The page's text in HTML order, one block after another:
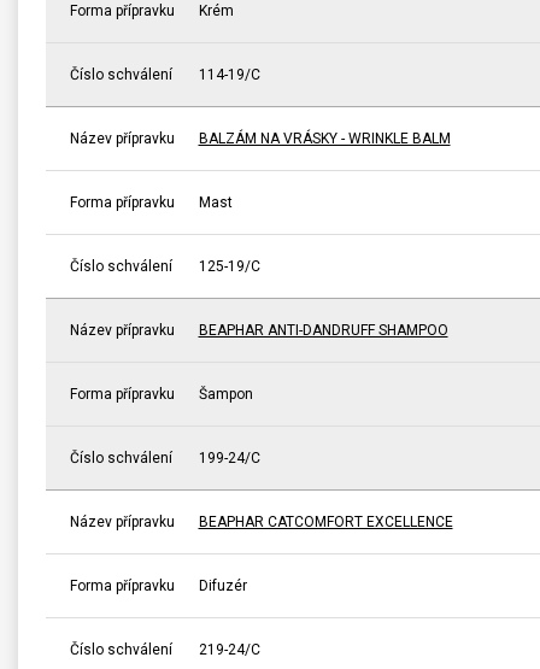
Forma přípravku Krém
Číslo schválení 114-19/C
Název přípravku BALZÁM NA VRÁSKY - WRINKLE BALM
Forma přípravku Mast
Číslo schválení 125-19/C
Název přípravku BEAPHAR ANTI-DANDRUFF SHAMPOO
Forma přípravku Šampon
Číslo schválení 199-24/C
Název přípravku BEAPHAR CATCOMFORT EXCELLENCE
Forma přípravku Difuzér
Číslo schválení 219-24/C